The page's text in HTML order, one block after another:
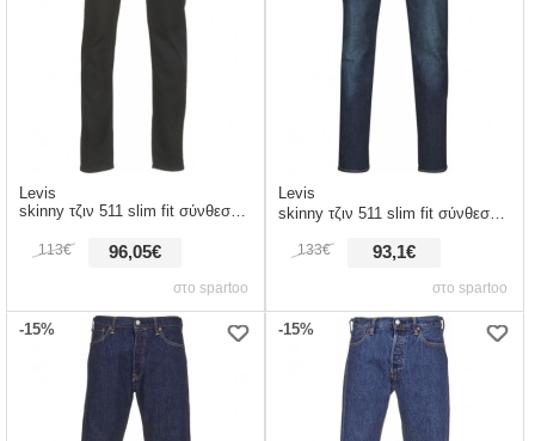
στο spartoo
Levis
skinny τζιν 511 slim fit σύνθεση: βαμβάκι,spandex
96,05€
113€
στο spartoo
Levis
skinny τζιν 511 slim fit σύνθεση: βαμβάκι,spandex
93,1€
133€
-15% -15%